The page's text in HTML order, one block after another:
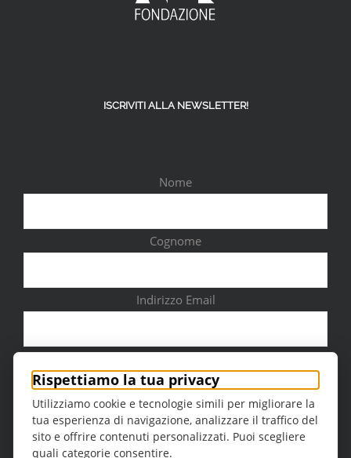
ISCRIVITI ALLA NEWSLETTER!
Nome
Cognome
Indirizzo Email
Rispettiamo la tua privacy
Utilizziamo cookie e tecnologie simili per migliorare la
tua esperienza di navigazione, analizzare il traffico del
sito e offrire contenuti personalizzati. Puoi scegliere
quali categorie consentire.